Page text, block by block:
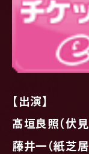
【出演】
髙垣良照（伏
藤井一（紙芝居